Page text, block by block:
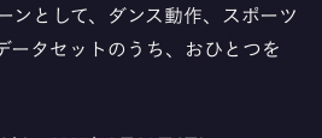
ンとして、ダンス動作、スポーツ
ータセットのうち、おひとつを